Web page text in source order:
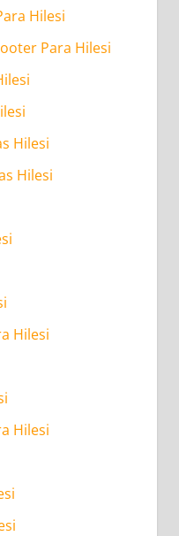
Hilesi
Para Hilesi
Hilesi
Hilesi
Hilesi
Hilesi